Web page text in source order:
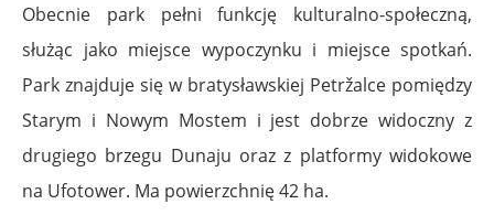
Obecnie park pełni funkcję kulturalno-społeczną,
służąc jako miejsce wypoczynku i miejsce spotkań.
Park znajduje się w bratysławskiej Petržalce pomiędzy
Starym i Nowym Mostem i jest dobrze widoczny z
drugiego brzegu Dunaju oraz z platformy widokowe
na Ufotower. Ma powierzchnię 42 ha.